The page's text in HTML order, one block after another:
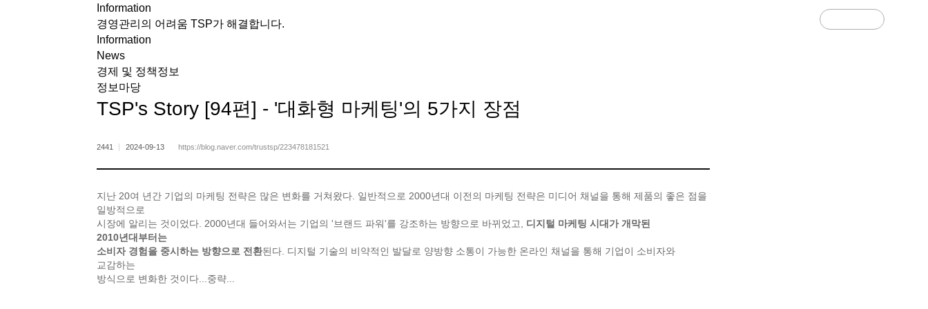
본문 바로가기Information
경영관리의 어려움 TSP가 해결합니다.
Information
News
경제 및 정책정보
정보마당
TSP's Story [94편] - '대화형 마케팅'의 5가지 장점
2441 2024-09-13 https://blog.naver.com/trustsp/223478181521
지난 20여 년간 기업의 마케팅 전략은 많은 변화를 거쳐왔다. 일반적으로 2000년대 이전의 마케팅 전략은 미디어 채널을 통해 제품의 좋은 점을
일방적으로
시장에 알리는 것이었다. 2000년대 들어와서는 기업의 '브랜드 파워'를 강조하는 방향으로 바뀌었고, 디지털 마케팅 시대가 개막된
2010년대부터는
소비자 경험을 중시하는 방향으로 전환된다. 디지털 기술의 비약적인 발달로 양방향 소통이 가능한 온라인 채널을 통해 기업이 소비자와
교감하는
방식으로 변화한 것이다...중략...